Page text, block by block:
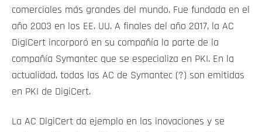
comerciales más grandes del mundo. Fue fundada en el
año 2003 en los EE. UU. A finales del año 2017, la AC
DigiCert incorporó en su compañía la parte de la
compañía Symantec que se especializa en PKI. En la
actualidad, todas las AC de Symantec (?) son emitidas
en PKI de DigiCert.
La AC DigiCert da ejemplo en las inovaciones y se